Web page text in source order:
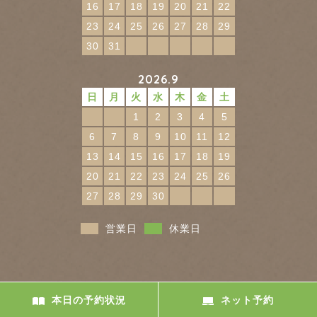
16
17 18 19 20 21
22
23
24 25 26 27 28
29
30
31
2026.9
日 月 火 水 木 金
土
1
2 3 4
5
6
7 8 9 10 11
12
13
14 15 16 17 18
19
20
21 22 23 24 25
26
27
28 29 30
営業日 休業日
本日の予約状況 ネット予約